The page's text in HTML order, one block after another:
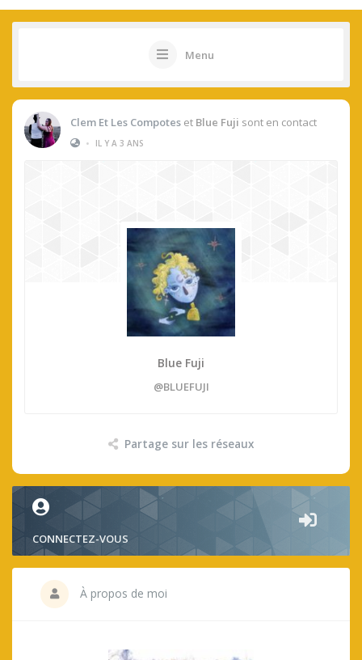
Menu
Clem Et Les Compotes et Blue Fuji sont en contact
•
IL Y A 3 ANS
Blue Fuji
@BLUEFUJI
Partage sur les réseaux
CONNECTEZ-VOUS
À propos de moi